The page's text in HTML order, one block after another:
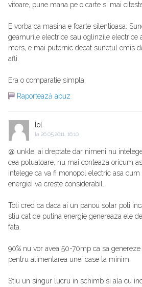
vitoare, pune mana pe o carte si mai
E vorba ca masina e foarte silentioasa.
geamurile electrice sau oglinzile electrice
mers, e mai puternic decat sunetul emis
afli.
Era o comparatie simpla.
Raportează abuz
lol
la 26.05.2011, 16:10
@ unkle, ai dreptate dar nimeni nu
cea poluatoare, nu mai conteaza oricum
intelege ca va fi monopol electric asa cum
energiei va creste considerabil.
Toti cred ca daca ai un panou solar poti
stiu cat de putina energie genereaza ele
fata.
90% nu vor avea 50-70mp ca sa
pentru alimentarea unei case la minim.
Stiu un singur lucru in schimb si ala cu